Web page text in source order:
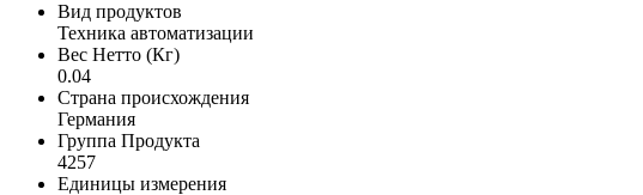
Вид продуктов
Техника автоматизации
Вес Нетто (Кг)
0.04
Страна происхождения
Германия
Группа Продукта
4257
Единицы измерения